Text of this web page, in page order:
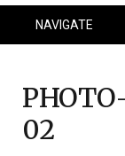
NAVIGATE
02